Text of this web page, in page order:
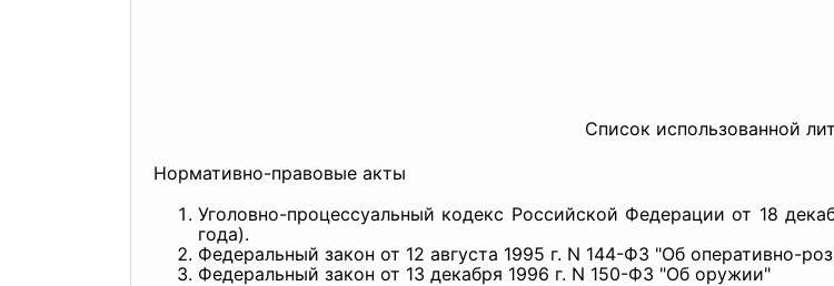
Список использованной
Нормативно-правовые акты
Уголовно-процессуальный кодекс Российской Федерации от 18
года).
Федеральный закон от 12 августа 1995 г. N 144-ФЗ "Об оперативно-
Федеральный закон от 13 декабря 1996 г. N 150-ФЗ "Об оружии"